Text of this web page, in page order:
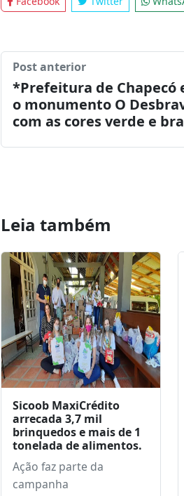
Tags:
Compartilhar:
Facebook Twitter
com as cores verde e
Leia também